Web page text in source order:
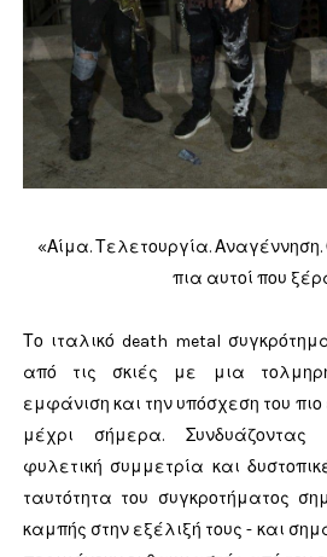
«Αίμα. Τελετουργία. Αναγέννηση.
πια αυτοί που
Το ιταλικό death metal
από τις σκιές με μια
εμφάνιση και την υπόσχεση του
μέχρι σήμερα. Συνδυάζοντας
φυλετική συμμετρία και
ταυτότητα του συγκροτήματος
καμπής στην εξέλιξή τους - και